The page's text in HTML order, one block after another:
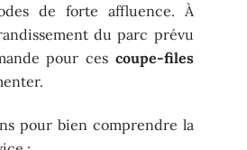
de forte affluence. À
du parc prévu
pour ces coupe-files
pour bien comprendre la